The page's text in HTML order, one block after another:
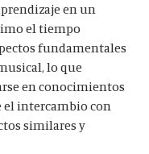
en un
el tiempo
fundamentales
lo que
en conocimientos
el intercambio con
similares y